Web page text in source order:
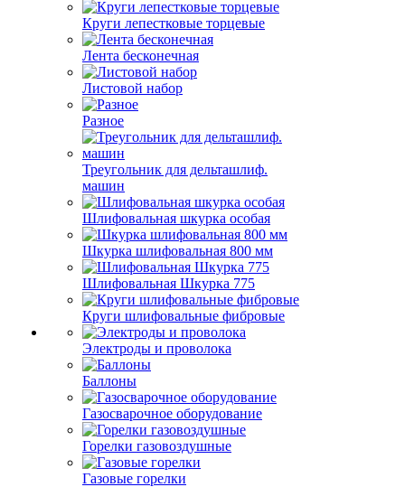
Круги лепестковые торцевые
Лента бесконечная
Листовой набор
Разное
Треугольник для дельташлиф.
машин
Шлифовальная шкурка особая
Шкурка шлифовальная 800 мм
Шлифовальная Шкурка 775
Круги шлифовальные фибровые
Электроды и проволока
Баллоны
Газосварочное оборудование
Горелки газовоздушные
Газовые горелки